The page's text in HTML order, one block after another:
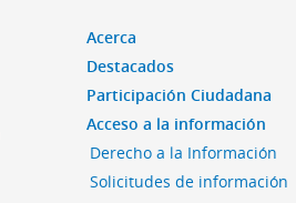
Acerca
Destacados
Participación Ciudadana
Acceso a la información
Derecho a la Información
Solicitudes de información